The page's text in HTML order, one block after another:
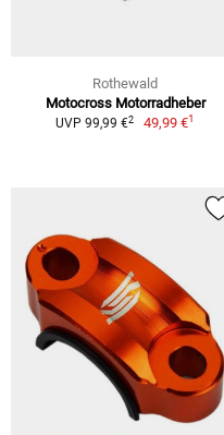
Rothewald
Motocross Motorradheber
UVP 99,99 €2 49,99 €1